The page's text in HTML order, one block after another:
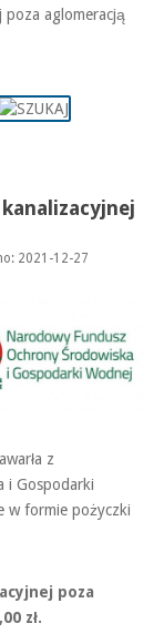
poza aglomeracją
2021-12-27
z
i Gospodarki
w formie pożyczki
poza
zł.